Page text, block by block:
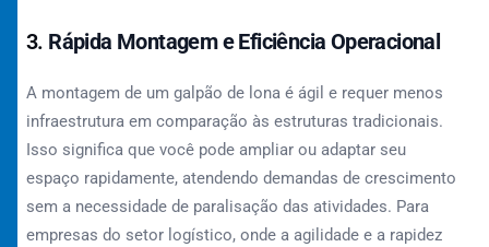
3. Rápida Montagem e Eficiência Operacional
A montagem de um galpão de lona é ágil e requer menos
infraestrutura em comparação às estruturas tradicionais.
Isso significa que você pode ampliar ou adaptar seu
espaço rapidamente, atendendo demandas de crescimento
sem a necessidade de paralisação das atividades. Para
empresas do setor logístico, onde a agilidade e a rapidez